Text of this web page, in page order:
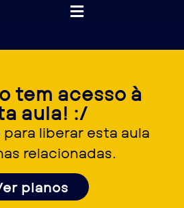
tem acesso à
aula! :/
liberar esta aula
relacionadas.
planos